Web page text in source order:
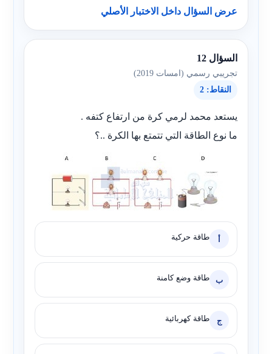
عرض السؤال داخل الاختبار الأصلي
السؤال 12
تجريبي رسمي (امسات 2019)
النقاط: 2
يستعد محمد لرمي كرة من ارتفاع كتفه .
ما نوع الطاقة التي تتمتع بها الكرة ..؟
أ طاقة حركية
ب طاقة وضع كامنة
ج طاقة كهربائية